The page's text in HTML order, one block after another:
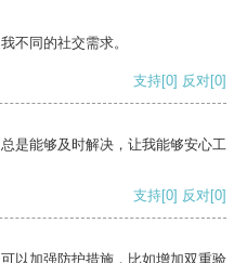
不同的社交需求。
支持[0] 反对[0]
是能够及时解决，让我能够安心工
支持[0] 反对[0]
以加强防护措施，比如增加双重验